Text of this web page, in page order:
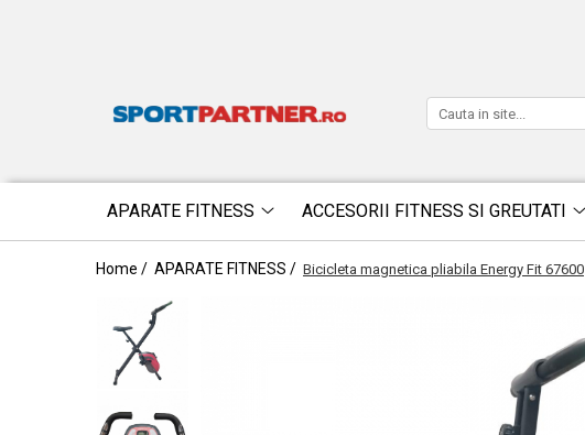
APARATE FITNESS ACCESORII FITNESS SI GREUTATI
Home / APARATE FITNESS / Bicicleta magnetica pliabila Energy Fit 67600